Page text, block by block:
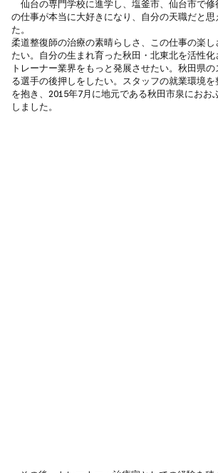
仙台の専門学校に進学し、塩釜市、仙台市で修
の仕事が本当に大好きになり、自分の天職だと思
た。
柔道整復師の治療の素晴らしさ、この仕事の楽
たい。自分の生まれ育った秋田・北東北を活性化
トレーナー業界をもっと発展させたい。秋田県
る選手の後押しをしたい。スタッフの就業環境
を抱き、2015年7月に地元である秋田市泉におお
しました。